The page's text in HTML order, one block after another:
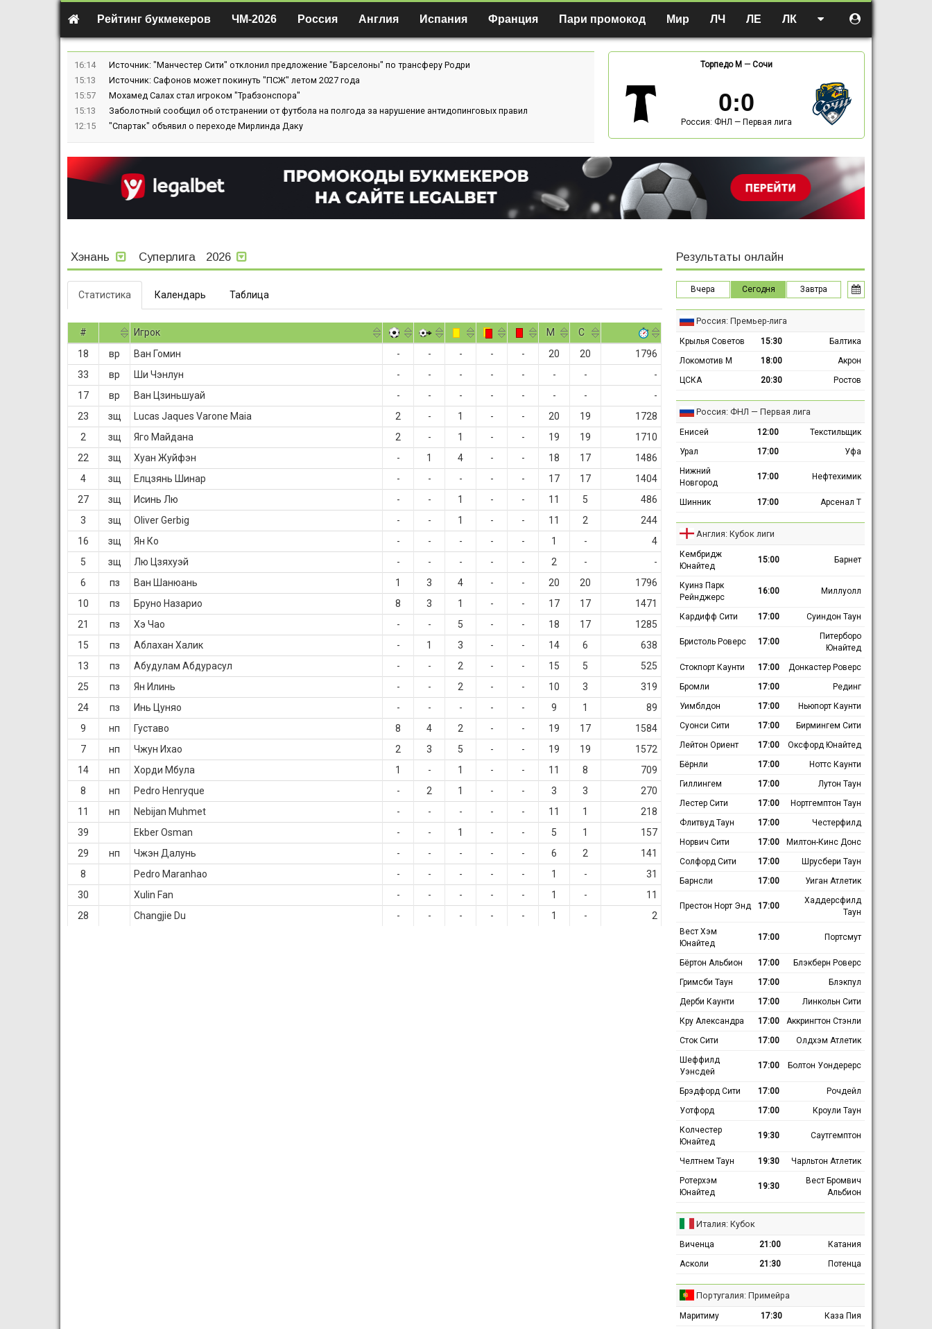
Рейтинг букмекеров ЧМ-2026 Россия Англия Испания Франция Пари промокод Мир ЛЧ ЛЕ ЛК
16:14
Источник: "Манчестер Сити" отклонил предложение "Барселоны" по трансферу Родри
15:13
Источник: Сафонов может покинуть "ПСЖ" летом 2027 года
15:57
Мохамед Салах стал игроком "Трабзонспора"
15:13
Заболотный сообщил об отстранении от футбола на полгода за нарушение антидопинговых правил
12:15
"Спартак" объявил о переходе Мирлинда Даку
Торпедо М — Сочи
0:0
Россия: ФНЛ — Первая лига
Хэнань Суперлига 2026
Статистика Календарь Таблица
# Игрок M
С
18
вр Ван Гомин - - - - - 20 20
1796
33
вр Ши Чэнлун - - - - - - -
-
17
вр Ван Цзиньшуай - - - - - - -
-
23
зщ Lucas Jaques Varone Maia 2 - 1 - - 20 19
1728
2
зщ Яго Майдана 2 - 1 - - 19 19
1710
22
зщ Хуан Жуйфэн - 1 4 - - 18 17
1486
4
зщ Елцзянь Шинар - - - - - 17 17
1404
27
зщ Исинь Лю - - 1 - - 11 5
486
3
зщ Oliver Gerbig - - 1 - - 11 2
244
16
зщ Ян Ко - - - - - 1 -
4
5
зщ Лю Цзяхуэй - - - - - 2 -
-
6
пз Ван Шанюань 1 3 4 - - 20 20
1796
10
пз Бруно Назарио 8 3 1 - - 17 17
1471
21
пз Хэ Чао - - 5 - - 18 17
1285
15
пз Аблахан Халик - 1 3 - - 14 6
638
13
пз Абудулам Абдурасул - - 2 - - 15 5
525
25
пз Ян Илинь - - 2 - - 10 3
319
24
пз Инь Цуняо - - - - - 9 1
89
9
нп Густаво 8 4 2 - - 19 17
1584
7
нп Чжун Ихао 2 3 5 - - 19 19
1572
14
нп Хорди Мбула 1 - 1 - - 11 8
709
8
нп Pedro Henryque - 2 1 - - 3 3
270
11
нп Nebijan Muhmet - - - - - 11 1
218
39
Ekber Osman - - 1 - - 5 1
157
29
нп Чжэн Далунь - - - - - 6 2
141
8
Pedro Maranhao - - - - - 1 -
31
30
Xulin Fan - - - - - 1 -
11
28
Changjie Du - - - - - 1 - 2
Результаты онлайн
Вчера Сегодня Завтра
Россия: Премьер-лига
Крылья Советов 15:30
Балтика
Локомотив М
18:00
Акрон
ЦСКА
20:30 Ростов
Россия: ФНЛ — Первая лига
Енисей 12:00
Текстильщик
Урал
17:00
Уфа
Нижний
Новгород
17:00 Нефтехимик
Шинник 17:00 Арсенал Т
Англия: Кубок лиги
Кембридж
Юнайтед
15:00 Барнет
Куинз Парк
Рейнджерс
16:00 Миллуолл
Кардифф Сити 17:00 Суиндон Таун
Бристоль Роверс 17:00
Питерборо
Юнайтед
Стокпорт Каунти
17:00
Донкастер Роверс
Бромли
17:00
Рединг
Уимблдон
17:00
Ньюпорт Каунти
Суонси Сити
17:00
Бирмингем Сити
Лейтон Ориент
17:00
Оксфорд Юнайтед
Бёрнли
17:00
Ноттс Каунти
Гиллингем
17:00
Лутон Таун
Лестер Сити
17:00
Нортгемптон Таун
Флитвуд Таун
17:00
Честерфилд
Норвич Сити
17:00
Милтон-Кинс Донс
Солфорд Сити
17:00
Шрусбери Таун
Барнсли
17:00 Уиган Атлетик
Престон Норт Энд 17:00
Хаддерсфилд
Таун
Вест Хэм
Юнайтед
17:00 Портсмут
Бёртон Альбион 17:00
Блэкберн Роверс
Гримсби Таун
17:00
Блэкпул
Дерби Каунти
17:00
Линкольн Сити
Кру Александра
17:00
Аккрингтон Стэнли
Сток Сити
17:00
Олдхэм Атлетик
Шеффилд
Уэнсдей
17:00 Болтон Уондерерс
Брэдфорд Сити 17:00
Рочдейл
Уотфорд
17:00
Кроули Таун
Колчестер
Юнайтед
19:30 Саутгемптон
Челтнем Таун 19:30
Чарльтон Атлетик
Ротерхэм
Юнайтед
19:30
Вест Бромвич
Альбион
Италия: Кубок
Виченца 21:00
Катания
Асколи
21:30 Потенца
Португалия: Примейра
Маритиму 17:30
Каза Пия